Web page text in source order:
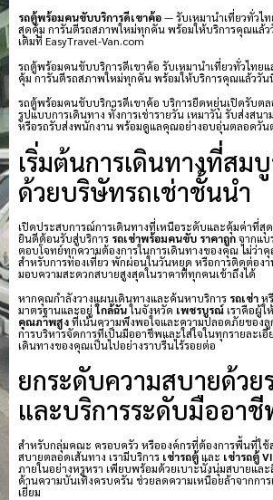
รถตู้พร้อมคนขับบริการดีเขาค้อ— รับเหมานำเที่ยวทั่วไ
สุดคุ้ม การันตีรถสภาพใหม่ทุกคัน พร้อมให้บริการคุณแล้ว
เติมที่ EasyTravel-Van.com
รถตู้พร้อมคนขับบริการดีเขาค้อ รับเหมานำเที่ยวทั่วไทย
คุ้ม การันตีรถสภาพใหม่ทุกคัน พร้อมให้บริการคุณแล้ววั
รถตู้พร้อมคนขับบริการดีเขาค้อ บริการยืดหยุ่นเปิดรับตล
รูปแบบการเดินทาง ทั้งการเช่ารายวัน เหมาวัน รับส่งส
หรือรถรับส่งพนักงาน พร้อมดูแลคุณอย่างอบอุ่นตลอดวั
เริ่มต้นการเดินทางที่ส
ด้วยบริษัทรถเช่าชั้นนำ
เปิดประสบการณ์การเดินทางที่เหนือระดับและคุ้มค่าที่สุ
ยินดีต้อนรับสู่บริการ รถเช่าพร้อมคนขับ ราคาถูกจากแ
ตอบโจทย์ทุกความต้องการในการเดินทางของคุณ ไม่ว่า
สำหรับการท่องเที่ยว พักผ่อนในวันหยุด หรือการติดต่องา
มอบความสะดวกสบายสูงสุดในราคาที่ทุกคนเข้าถึงได้
หากคุณกำลังวางแผนเดินทางและค้นหาบริการ รถเช่าห
มาตรฐานและอยู่ใกล้ฉันในจังหวัด เพชรบูรณ์เราคือผู้ใ
คุณภาพสูงที่เน้นความพึงพอใจและความปลอดภัยของ
การบริหารจัดการที่เป็นมืออาชีพและใส่ใจในทุกรายละเ
เดินทางของคุณเป็นไปอย่างราบรื่นไร้รอยต่อ
ยกระดับความสบายด้วย
และบริการระดับมืออาชี
สำหรับกลุ่มคณะ ครอบครัว หรือองค์กรที่ต้องการพื้นที่ใช้
สบายตลอดเส้นทาง เรามีบริการ เช่ารถตู้และ เช่ารถตู้
ภายในอย่างหรูหรา เพียบพร้อมด้วยเบาะนั่งนุ่มสบายแล
ด้านความบันเทิงครบครัน ช่วยลดความเหนื่อยล้าจากการ
เยี่ยม